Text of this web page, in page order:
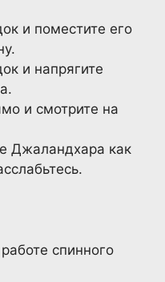
и поместите его
и напрягите
и смотрите на
Джаландхара как
спинного